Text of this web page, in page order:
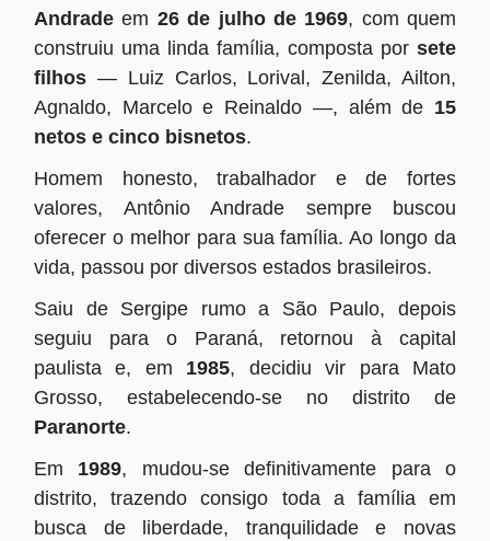
Andrade em 26 de julho de 1969, com quem
construiu uma linda família, composta por sete
filhos — Luiz Carlos, Lorival, Zenilda, Ailton,
Agnaldo, Marcelo e Reinaldo —, além de 15
netos e cinco bisnetos.
Homem honesto, trabalhador e de fortes
valores, Antônio Andrade sempre buscou
oferecer o melhor para sua família. Ao longo da
vida, passou por diversos estados brasileiros.
Saiu de Sergipe rumo a São Paulo, depois
seguiu para o Paraná, retornou à capital
paulista e, em 1985, decidiu vir para Mato
Grosso, estabelecendo-se no distrito de
Paranorte.
Em 1989, mudou-se definitivamente para o
distrito, trazendo consigo toda a família em
busca de liberdade, tranquilidade e novas